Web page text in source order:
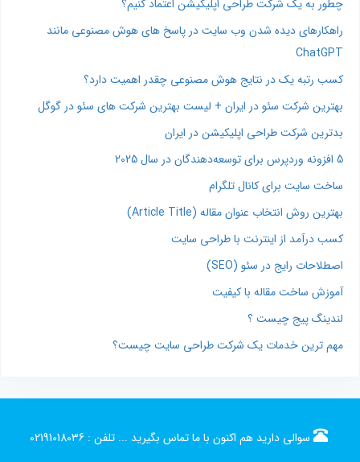
چطور به یک شرکت طراحی اپلیکیشن اعتماد کنیم؟
راهکارهای دیده شدن وب‌ سایت در پاسخ‌ های هوش مصنوعی مانند
ChatGPT
کسب رتبه یک در نتایج هوش مصنوعی چقدر اهمیت دارد؟
بهترین شرکت سئو در ایران + لیست بهترین شرکت های سئو در گوگل
بدترین شرکت طراحی اپلیکیشن در ایران
5 افزونه وردپرس برای توسعه‌دهندگان در سال 2025
ساخت سایت برای کانال تلگرام
بهترین روش انتخاب عنوان مقاله (Article Title)
کسب درآمد از اینترنت با طراحی سایت
اصطلاحات رایج در سئو (SEO)
آموزش ساخت مقاله با کیفیت
لندینگ پیج چیست ؟
مهم ترین خدمات یک شرکت طراحی سایت چیست؟
سوالی دارید هم اکنون با ما تماس بگیرید ... تلفن : 02191018036